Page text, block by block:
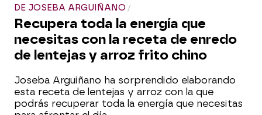
DE JOSEBA ARGUIÑANO
Recupera toda la energía que
necesitas con la receta de enredo
de lentejas y arroz frito chino
Joseba Arguiñano ha sorprendido elaborando
esta receta de lentejas y arroz con la que
podrás recuperar toda la energía que necesitas